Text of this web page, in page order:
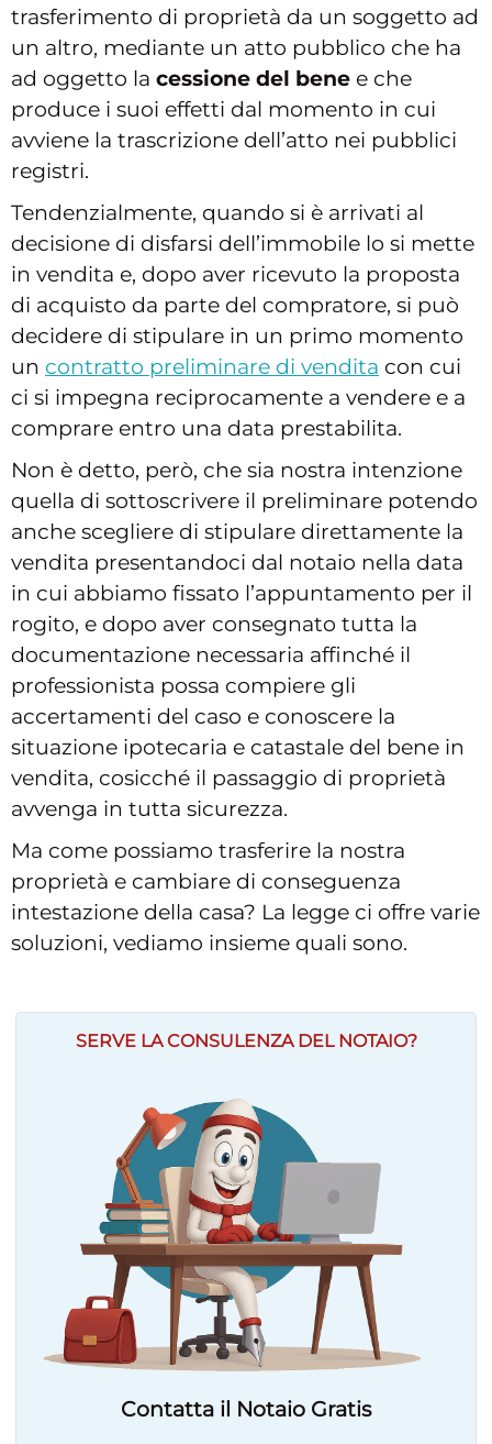
trasferimento di proprietà da un soggetto ad
un altro, mediante un atto pubblico che ha
ad oggetto la cessione del bene e che
produce i suoi effetti dal momento in cui
avviene la trascrizione dell’atto nei pubblici
registri.
Tendenzialmente, quando si è arrivati al
decisione di disfarsi dell’immobile lo si mette
in vendita e, dopo aver ricevuto la proposta
di acquisto da parte del compratore, si può
decidere di stipulare in un primo momento
un contratto preliminare di vendita con cui
ci si impegna reciprocamente a vendere e a
comprare entro una data prestabilita.
Non è detto, però, che sia nostra intenzione
quella di sottoscrivere il preliminare potendo
anche scegliere di stipulare direttamente la
vendita presentandoci dal notaio nella data
in cui abbiamo fissato l’appuntamento per il
rogito, e dopo aver consegnato tutta la
documentazione necessaria affinché il
professionista possa compiere gli
accertamenti del caso e conoscere la
situazione ipotecaria e catastale del bene in
vendita, cosicché il passaggio di proprietà
avvenga in tutta sicurezza.
Ma come possiamo trasferire la nostra
proprietà e cambiare di conseguenza
intestazione della casa? La legge ci offre varie
soluzioni, vediamo insieme quali sono.
SERVE LA CONSULENZA DEL NOTAIO?
Contatta il Notaio Gratis